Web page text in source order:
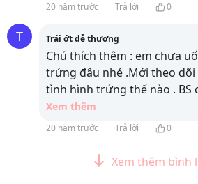
20 năm trước Trả lời 0
T Trái ớt dễ thương
Chú thích thêm : em chưa
trứng đâu nhé .Mới theo
tình hình trứng thế nào . BS
Xem thêm
20 năm trước Trả lời 0
Xem thêm bình